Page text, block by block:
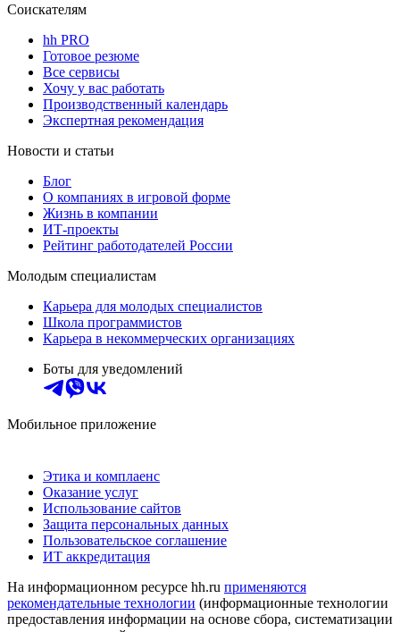
Соискателям
hh PRO
Готовое резюме
Все сервисы
Хочу у вас работать
Производственный календарь
Экспертная рекомендация
Новости и статьи
Блог
О компаниях в игровой форме
Жизнь в компании
ИТ-проекты
Рейтинг работодателей России
Молодым специалистам
Карьера для молодых специалистов
Школа программистов
Карьера в некоммерческих организациях
Боты для уведомлений
Мобильное приложение
Этика и комплаенс
Оказание услуг
Использование сайтов
Защита персональных данных
Пользовательское соглашение
ИТ аккредитация
На информационном ресурсе hh.ru применяются
рекомендательные технологии (информационные технологии
предоставления информации на основе сбора, систематизации